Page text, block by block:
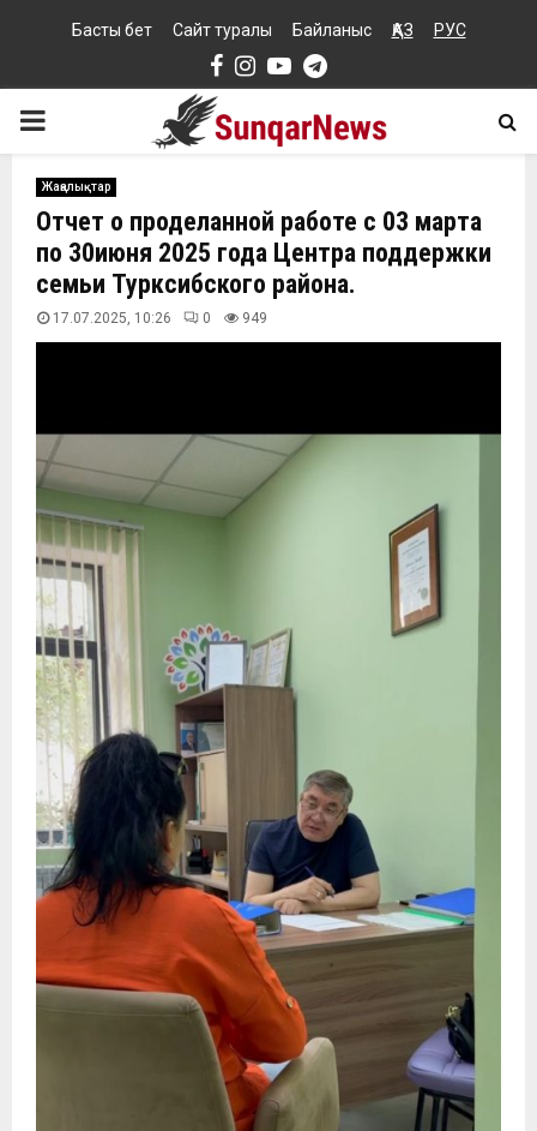
Басты бет Сайт туралы Байланыс ҚАЗ РУС
Facebook
Instagram
YoutubeTelegram
PRIMARY
MENU
Жаңалықтар
Отчет о проделанной работе с 03 марта
по 30июня 2025 года Центра поддержки
семьи Турксибского района.
17.07.2025, 10:26 0 949